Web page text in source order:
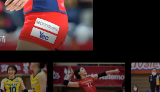
レーボーラー10人 日本代表の主力、いき
ロイン候補のセッターも＞＞